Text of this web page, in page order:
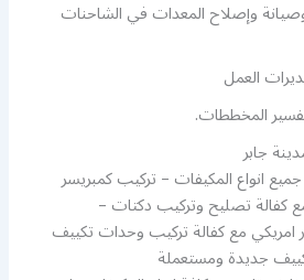
وإصلاح المعدات في الشاحنات
العمل
المخططات.
جابر
انواع المكيفات – تركيب كمبريسر
كفالة تصليح وتركيب دكتات –
امريكي مع كفالة تركيب وحدات تكييف
جديدة ومستعملة